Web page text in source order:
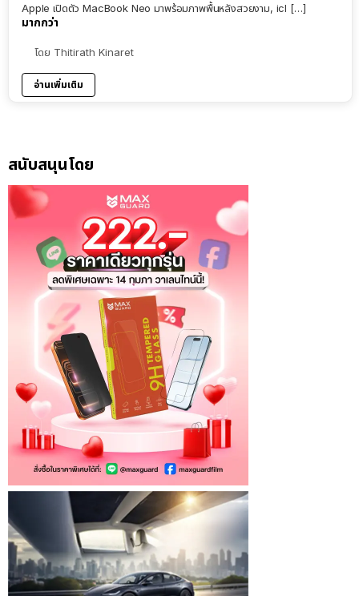
Apple เปิดตัว MacBook Neo มาพร้อมภาพพื้นหลังสวยงาม, icl […]
มากกว่า
โดย Thitirath Kinaret
อ่านเพิ่มเติม
สนับสนุนโดย